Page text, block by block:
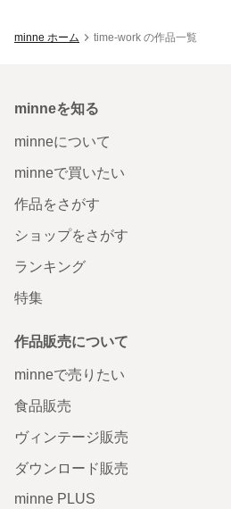
minne ホーム time-work の作品一覧
minneを知る
minneについて
minneで買いたい
作品をさがす
ショップをさがす
ランキング
特集
作品販売について
minneで売りたい
食品販売
ヴィンテージ販売
ダウンロード販売
minne PLUS